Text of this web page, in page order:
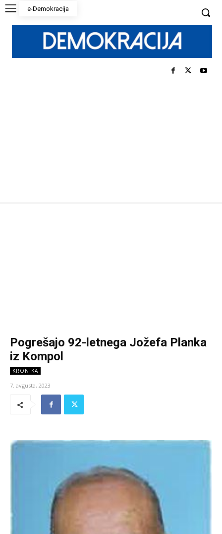
e-Demokracija
Pogrešajo 92-letnega Jožefa Planka
iz Kompol
KRONIKA
7. avgusta, 2023